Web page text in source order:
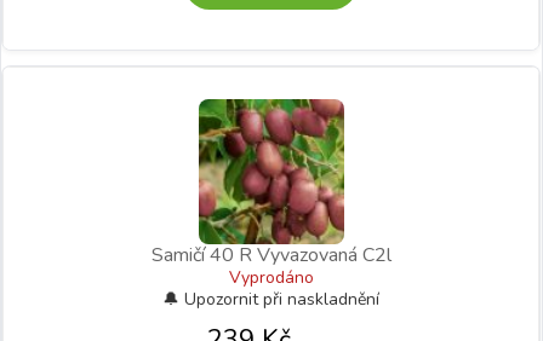
Samičí 40 R Vyvazovaná C2l
Vyprodáno